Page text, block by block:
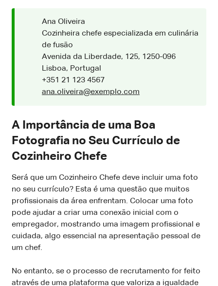
Ana Oliveira
Cozinheira chefe especializada em culinária
de fusão
Avenida da Liberdade, 125, 1250-096
Lisboa, Portugal
+351 21 123 4567
ana.oliveira@exemplo.com
A Importância de uma Boa
Fotografia no Seu Currículo de
Cozinheiro Chefe
Será que um Cozinheiro Chefe deve incluir uma foto
no seu currículo? Esta é uma questão que muitos
profissionais da área enfrentam. Colocar uma foto
pode ajudar a criar uma conexão inicial com o
empregador, mostrando uma imagem profissional e
cuidada, algo essencial na apresentação pessoal de
um chef.
No entanto, se o processo de recrutamento for feito
através de uma plataforma que valoriza a igualdade